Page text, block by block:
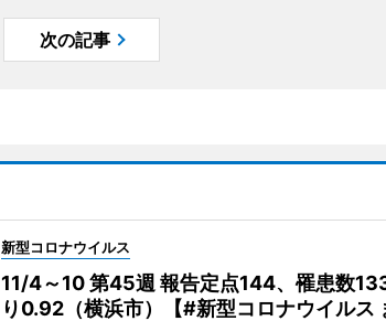
次の記事
新型コロナウイルス
11/4～10 第45週 報告定点144、罹患数
り0.92（横浜市）【#新型コロナウイルス